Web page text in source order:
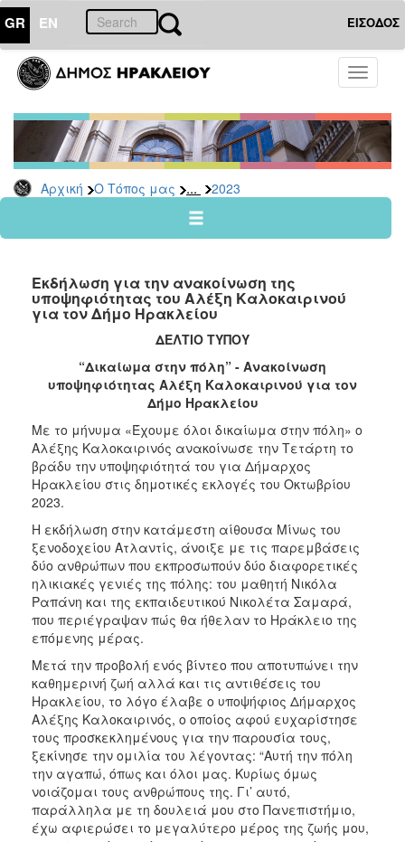
GR EN ΕΙΣΟΔΟΣ
Toggle
Αρχική Ο Τόπος μας ... 2023
ΤΟΠΟΣ
ΜΑΣ
Ανακοινώσεις
Αρχείο
2026
2024
2022
2021
2019
2017
2016
2015
2011
ΔΗΜΟΣ
ΠΟΛΙΤΙΣΜΟΣ
ΑΝΘΕΚΤΙΚΗ
ΠΟΛΗ
Εκδήλωση για την ανακοίνωση της
υποψηφιότητας του Αλέξη Καλοκαιρινού
για τον Δήμο Ηρακλείου
ΔΕΛΤΙΟ ΤΥΠΟΥ
“Δικαίωμα στην πόλη” - Ανακοίνωση
υποψηφιότητας Αλέξη Καλοκαιρινού για τον
Δήμο Ηρακλείου
Με το μήνυμα «Έχουμε όλοι δικαίωμα στην πόλη» ο
Αλέξης Καλοκαιρινός ανακοίνωσε την Τετάρτη το
βράδυ την υποψηφιότητά του για Δήμαρχος
Ηρακλείου στις δημοτικές εκλογές του Οκτωβρίου
2023.
Η εκδήλωση στην κατάμεστη αίθουσα Μίνως του
ξενοδοχείου Ατλαντίς, άνοιξε με τις παρεμβάσεις
δύο ανθρώπων που εκπροσωπούν δύο διαφορετικές
ηλικιακές γενιές της πόλης: του μαθητή Νικόλα
Ραπάνη και της εκπαιδευτικού Νικολέτα Σαμαρά,
που περιέγραψαν πώς θα ήθελαν το Ηράκλειο της
επόμενης μέρας.
Μετά την προβολή ενός βίντεο που αποτυπώνει την
καθημερινή ζωή αλλά και τις αντιθέσεις του
Ηρακλείου, το λόγο έλαβε ο υποψήφιος Δήμαρχος
Αλέξης Καλοκαιρινός, ο οποίος αφού ευχαρίστησε
τους προσκεκλημένους για την παρουσία τους,
ξεκίνησε την ομιλία του λέγοντας: “Αυτή την πόλη
την αγαπώ, όπως και όλοι μας. Κυρίως όμως
νοιάζομαι τους ανθρώπους της. Γι’ αυτό,
παράλληλα με τη δουλειά μου στο Πανεπιστήμιο,
έχω αφιερώσει το μεγαλύτερο μέρος της ζωής μου,